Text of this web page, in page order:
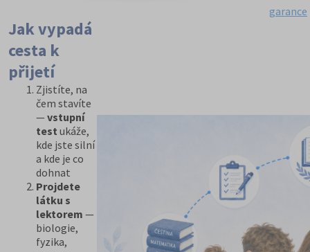
garance
Jak vypadá
cesta k
přijetí
Zjistíte, na
čem stavíte
— vstupní
test ukáže,
kde jste silní
a kde je co
dohnat
Projdete
látku s
lektorem —
biologie,
fyzika,